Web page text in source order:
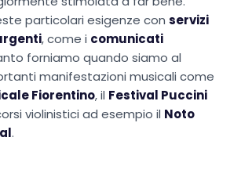
particolari esigenze con servizi
, come i comunicati
forniamo quando siamo al
manifestazioni musicali come
Fiorentino, il Festival Puccini
violinistici ad esempio il Noto
.